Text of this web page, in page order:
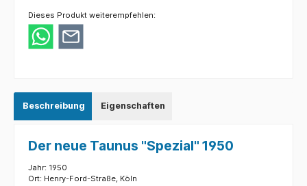
Dieses Produkt weiterempfehlen:
Beschreibung Eigenschaften
Der neue Taunus "Spezial" 1950
Jahr: 1950
Ort: Henry-Ford-Straße, Köln